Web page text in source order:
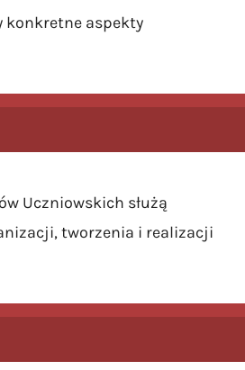
konkretne aspekty
Uczniowskich służą
tworzenia i realizacji